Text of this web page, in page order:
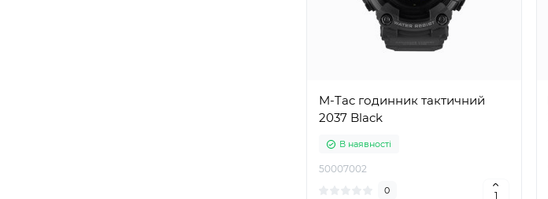
M-Tac годинник тактичний
2037 Black
В наявності
50007002
0